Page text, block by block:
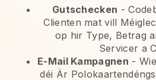
Gutschecken -
Clienten mat vill
op hir Type, Betrag
Servicer a
E-Mail Kampagnen -
déi Är